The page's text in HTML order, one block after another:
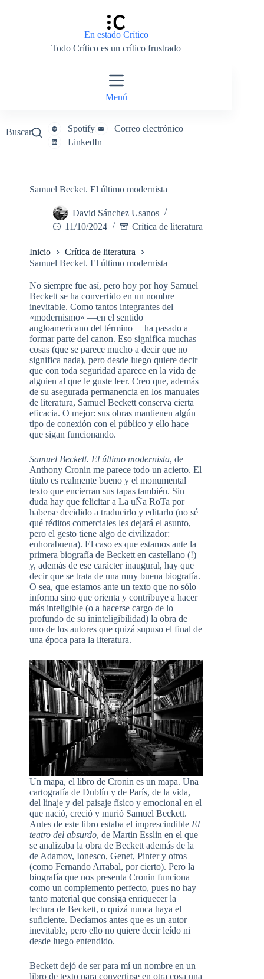
En estado Crítico
Todo Crítico es un crítico frustrado
Menú
Buscar Spotify
Correo electrónico
LinkedIn
Samuel Becket. El último modernista
David Sánchez Usanos
11/10/2024
Crítica de literatura
Inicio
Crítica de literatura
Samuel Becket. El último modernista
No siempre fue así, pero hoy por hoy Samuel
Beckett se ha convertido en un nombre
inevitable. Como tantos integrantes del
«modernismo» —en el sentido
angloamericano del término— ha pasado a
formar parte del canon. Eso significa muchas
cosas (que se parece mucho a decir que no
significa nada), pero desde luego quiere decir
que con toda seguridad aparece en la vida de
alguien al que le guste leer. Creo que, además
de su asegurada permanencia en los manuales
de literatura, Samuel Beckett conserva cierta
eficacia. O mejor: sus obras mantienen algún
tipo de conexión con el público y ello hace
que sigan funcionando.
Samuel Beckett. El último modernista, de
Anthony Cronin me parece todo un acierto. El
título es realmente bueno y el monumental
texto que encierran sus tapas también. Sin
duda hay que felicitar a La uÑa RoTa por
haberse decidido a traducirlo y editarlo (no sé
qué réditos comerciales les dejará el asunto,
pero el gesto tiene algo de civilizador:
enhorabuena). El caso es que estamos ante la
primera biografía de Beckett en castellano (!)
y, además de ese carácter inaugural, hay que
decir que se trata de una muy buena biografía.
O sea, que estamos ante un texto que no sólo
informa sino que orienta y contribuye a hacer
más inteligible (o a hacerse cargo de lo
profundo de su ininteligibilidad) la obra de
uno de los autores que quizá supuso el final de
una época para la literatura.
Un mapa, el libro de Cronin es un mapa. Una
cartografía de Dublín y de París, de la vida,
del linaje y del paisaje físico y emocional en el
que nació, creció y murió Samuel Beckett.
Antes de este libro estaba el imprescindible El
teatro del absurdo, de Martin Esslin en el que
se analizaba la obra de Beckett además de la
de Adamov, Ionesco, Genet, Pinter y otros
(como Fernando Arrabal, por cierto). Pero la
biografía que nos presenta Cronin funciona
como un complemento perfecto, pues no hay
tanto material que consiga enriquecer la
lectura de Beckett, o quizá nunca haya el
suficiente. Decíamos antes que es un autor
inevitable, pero ello no quiere decir leído ni
desde luego entendido.
Beckett dejó de ser para mí un nombre en un
libro de texto para convertirse en otra cosa una